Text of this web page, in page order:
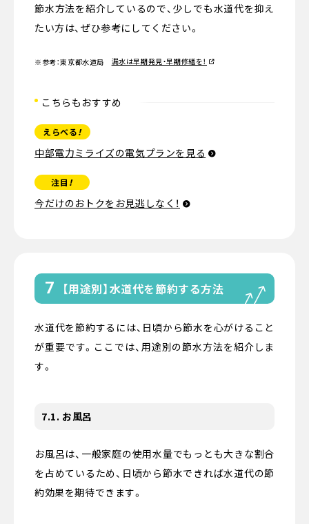
節水方法を紹介しているので、少しでも水道代を抑え
たい方は、ぜひ参考にしてください。
※参考：東京都水道局 漏水は早期発見・早期修繕を！
こちらもおすすめ
えらべる！
中部電力ミライズの電気プランを見る
注目 ！
今だけのおトクをお見逃しなく！
7 【用途別】水道代を節約する方法
水道代を節約するには、日頃から節水を心がけること
が重要です。ここでは、用途別の節水方法を紹介しま
す。
7.1. お風呂
お風呂は、一般家庭の使用水量でもっとも大きな割合
を占めているため、日頃から節水できれば水道代の節
約効果を期待できます。